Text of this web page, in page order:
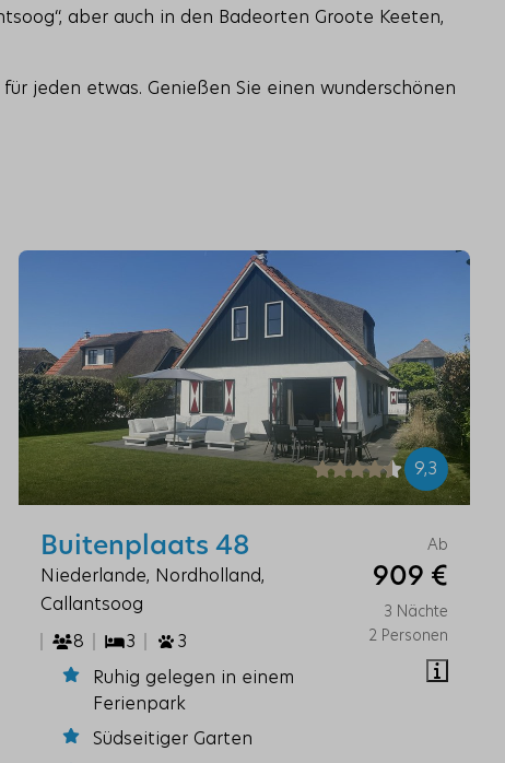
aber auch in den Badeorten Groote Keeten,
jeden etwas. Genießen Sie einen wunderschönen
9,3
Ab
909 €
3 Nächte
2 Personen
Buitenplaats 48
Niederlande, Nordholland,
Callantsoog
8 3 3
Ruhig gelegen in einem
Ferienpark
Südseitiger Garten